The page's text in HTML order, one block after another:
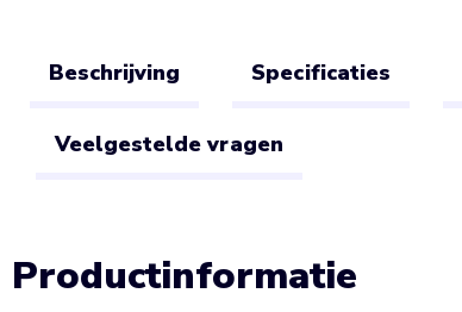
Beschrijving Specificaties
Veelgestelde vragen
Productinformatie